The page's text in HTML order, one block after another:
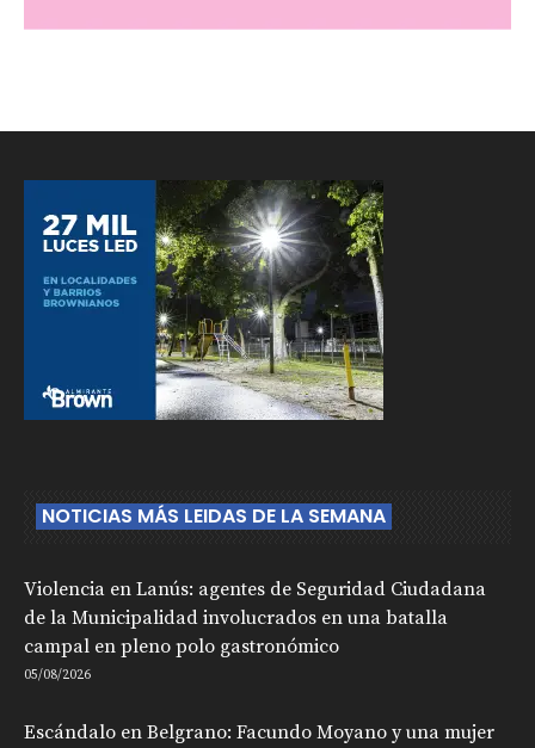
NOTICIAS MÁS LEIDAS DE LA SEMANA
Violencia en Lanús: agentes de Seguridad Ciudadana
de la Municipalidad involucrados en una batalla
campal en pleno polo gastronómico
05/08/2026
Escándalo en Belgrano: Facundo Moyano y una mujer